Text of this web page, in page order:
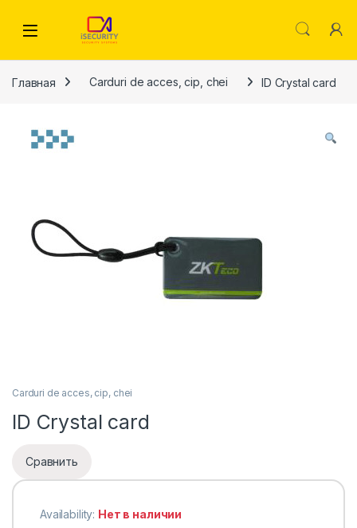
Главная Carduri de acces, cip, chei ID Crystal card
Carduri de acces, cip, chei
ID Crystal card
Сравнить
Availability: Нет в наличии